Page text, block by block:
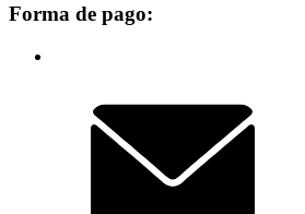
Forma de pago: